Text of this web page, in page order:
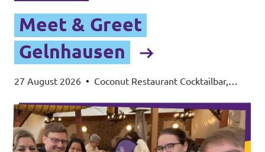
Meet & Greet
Gelnhausen
27 August 2026 • Coconut Restaurant Cocktailbar,